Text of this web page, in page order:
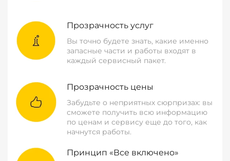
Прозрачность услуг
Вы точно будете знать, какие именно
запасные части и работы входят в
каждый сервисный пакет.
Прозрачность цены
Забудьте о неприятных сюрпризах: вы
сможете получить всю информацию
по ценам и сервису еще до того, как
начнутся работы.
Принцип «Все включено»